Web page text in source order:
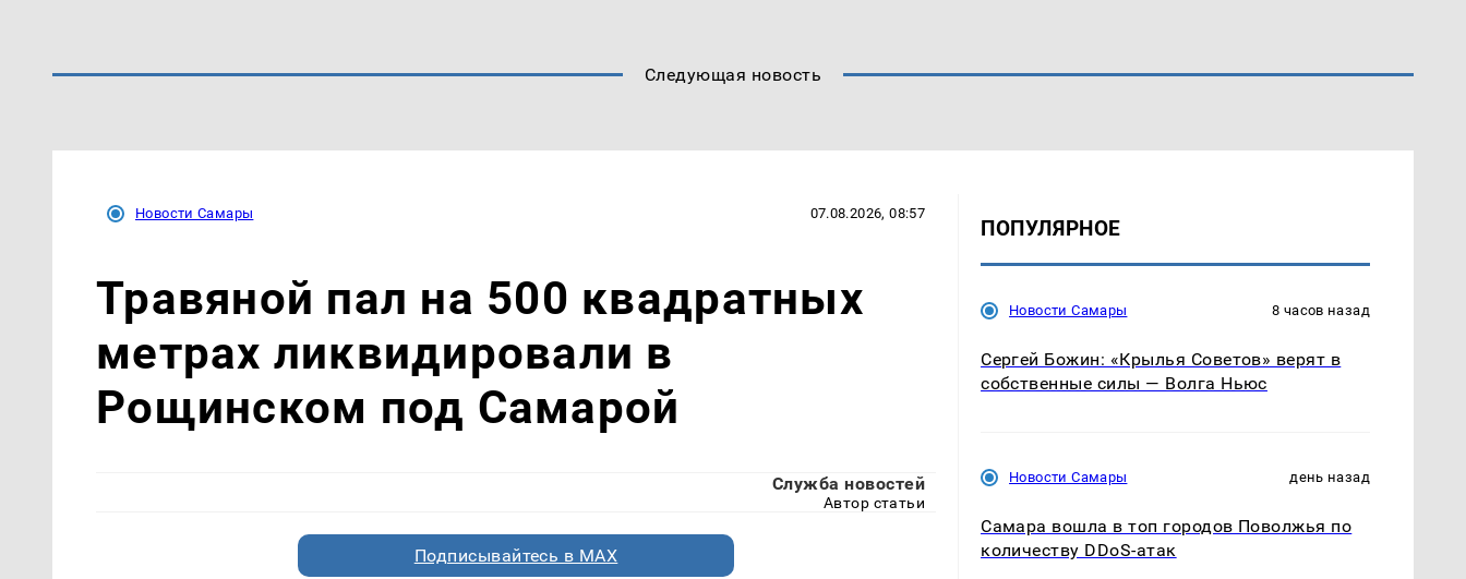
Следующая новость
Новости Самары 07.08.2026, 08:57
Травяной пал на 500 квадратных
метрах ликвидировали в
Рощинском под Самарой
Служба новостей
Автор статьи
Подписывайтесь в MAX
ПОПУЛЯРНОЕ
Новости Самары 8 часов назад
Сергей Божин: «Крылья Советов» верят в
собственные силы — Волга Ньюс
Новости Самары день назад
Самара вошла в топ городов Поволжья по
количеству DDoS-атак